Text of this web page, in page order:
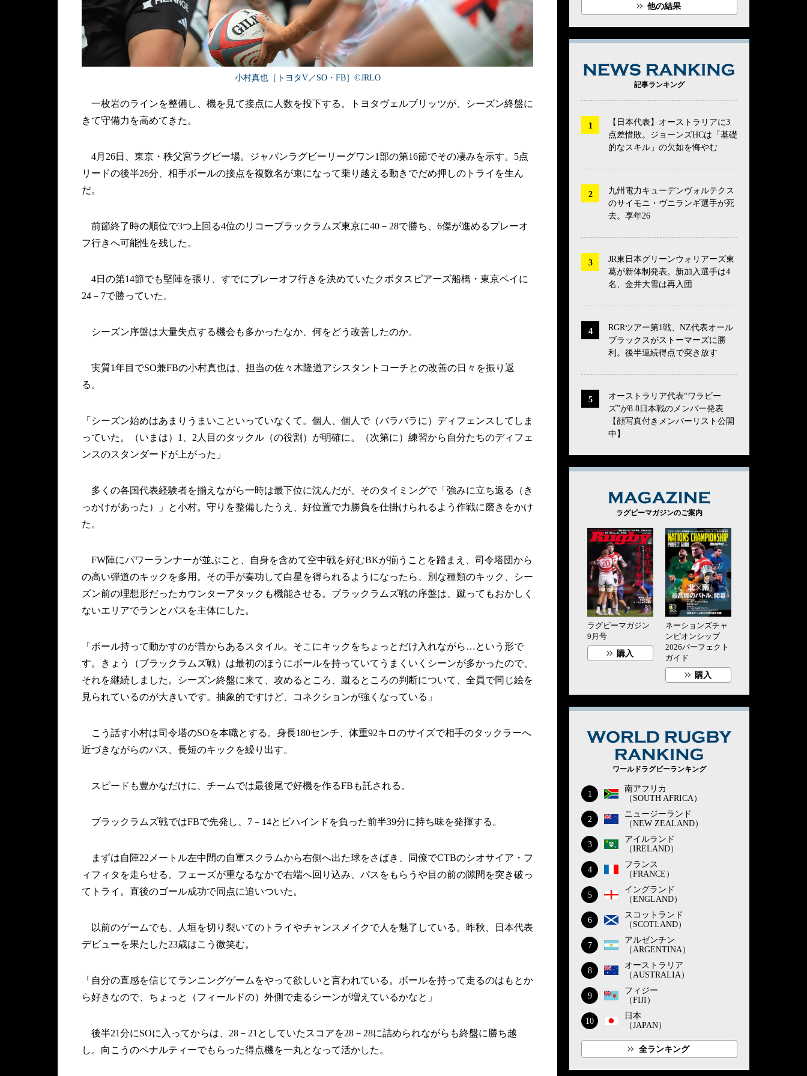
小村真也［トヨタV／SO・FB］©︎JRLO
一枚岩のラインを整備し、機を見て接点に人数を投下する。トヨタヴェルブリッツが、シーズン終盤に
きて守備力を高めてきた。
4月26日、東京・秩父宮ラグビー場。ジャパンラグビーリーグワン1部の第16節でその凄みを示す。5点
リードの後半26分、相手ボールの接点を複数名が束になって乗り越える動きでだめ押しのトライを生ん
だ。
前節終了時の順位で3つ上回る4位のリコーブラックラムズ東京に40－28で勝ち、6傑が進めるプレーオ
フ行きへ可能性を残した。
4日の第14節でも堅陣を張り、すでにプレーオフ行きを決めていたクボタスピアーズ船橋・東京ベイに
24－7で勝っていた。
シーズン序盤は大量失点する機会も多かったなか、何をどう改善したのか。
実質1年目でSO兼FBの小村真也は、担当の佐々木隆道アシスタントコーチとの改善の日々を振り返
る。
「シーズン始めはあまりうまいこといっていなくて。個人、個人で（バラバラに）ディフェンスしてしま
っていた。（いまは）1、2人目のタックル（の役割）が明確に。（次第に）練習から自分たちのディフェ
ンスのスタンダードが上がった」
多くの各国代表経験者を揃えながら一時は最下位に沈んだが、そのタイミングで「強みに立ち返る（き
っかけがあった）」と小村。守りを整備したうえ、好位置で力勝負を仕掛けられるよう作戦に磨きをかけ
た。
FW陣にパワーランナーが並ぶこと、自身を含めて空中戦を好むBKが揃うことを踏まえ、司令塔団から
の高い弾道のキックを多用。その手が奏功して白星を得られるようになったら、別な種類のキック、シー
ズン前の理想形だったカウンターアタックも機能させる。ブラックラムズ戦の序盤は、蹴ってもおかしく
ないエリアでランとパスを主体にした。
「ボール持って動かすのが昔からあるスタイル。そこにキックをちょっとだけ入れながら…という形で
す。きょう（ブラックラムズ戦）は最初のほうにボールを持っていてうまくいくシーンが多かったので、
それを継続しました。シーズン終盤に来て、攻めるところ、蹴るところの判断について、全員で同じ絵を
見られているのが大きいです。抽象的ですけど、コネクションが強くなっている」
こう話す小村は司令塔のSOを本職とする。身長180センチ、体重92キロのサイズで相手のタックラーへ
近づきながらのパス、長短のキックを繰り出す。
スピードも豊かなだけに、チームでは最後尾で好機を作るFBも託される。
ブラックラムズ戦ではFBで先発し、7－14とビハインドを負った前半39分に持ち味を発揮する。
まずは自陣22メートル左中間の自軍スクラムから右側へ出た球をさばき、同僚でCTBのシオサイア・フ
ィフィタを走らせる。フェーズが重なるなかで右端へ回り込み、パスをもらうや目の前の隙間を突き破っ
てトライ。直後のゴール成功で同点に追いついた。
以前のゲームでも、人垣を切り裂いてのトライやチャンスメイクで人を魅了している。昨秋、日本代表
デビューを果たした23歳はこう微笑む。
「自分の直感を信じてランニングゲームをやって欲しいと言われている。ボールを持って走るのはもとか
ら好きなので、ちょっと（フィールドの）外側で走るシーンが増えているかなと」
後半21分にSOに入ってからは、28－21としていたスコアを28－28に詰められながらも終盤に勝ち越
し。向こうのペナルティーでもらった得点機を一丸となって活かした。
他の結果
記事ランキング
【日本代表】オーストラリアに3
点差惜敗。ジョーンズHCは「基礎
的なスキル」の欠如を悔やむ
九州電力キューデンヴォルテクス
のサイモニ・ヴニランギ選手が死
去。享年26
JR東日本グリーンウォリアーズ東
葛が新体制発表。新加入選手は4
名、金井大雪は再入団
RGRツアー第1戦、NZ代表オール
ブラックスがストーマーズに勝
利。後半連続得点で突き放す
オーストラリア代表“ワラビー
ズ”が8.8日本戦のメンバー発表
【顔写真付きメンバーリスト公開
中】
ラグビーマガジンのご案内
ラグビーマガジン
9月号
購入
ネーションズチャ
ンピオンシップ
2026パーフェクト
ガイド
購入
ワールドラグビーランキング
1
南アフリカ
（SOUTH AFRICA）
2
ニュージーランド
（NEW ZEALAND）
3
アイルランド
（IRELAND）
4
フランス
（FRANCE）
5
イングランド
（ENGLAND）
6
スコットランド
（SCOTLAND）
7
アルゼンチン
（ARGENTINA）
8
オーストラリア
（AUSTRALIA）
9
フィジー
（FIJI）
10
日本
（JAPAN）
全ランキング